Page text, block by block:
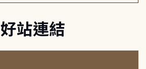
好站連結